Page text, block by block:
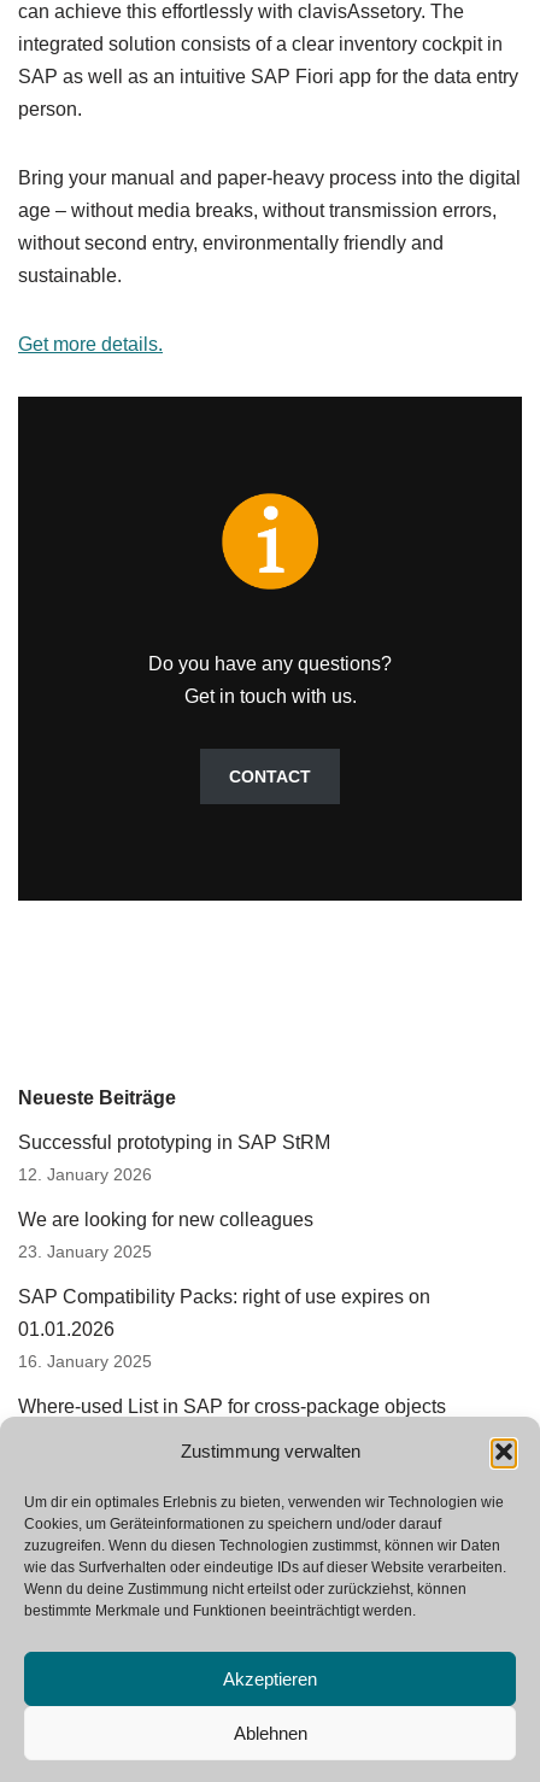
Zustimmung verwalten
Um dir ein optimales Erlebnis zu bieten, verwenden wir Technologien wie
Cookies, um Geräteinformationen zu speichern und/oder darauf
zuzugreifen. Wenn du diesen Technologien zustimmst, können wir Daten
wie das Surfverhalten oder eindeutige IDs auf dieser Website verarbeiten.
Wenn du deine Zustimmung nicht erteilst oder zurückziehst, können
bestimmte Merkmale und Funktionen beeinträchtigt werden.
Akzeptieren
Ablehnen
can achieve this effortlessly with clavisAssetory. The
integrated solution consists of a clear inventory cockpit in
SAP as well as an intuitive SAP Fiori app for the data entry
person.
Bring your manual and paper-heavy process into the digital
age – without media breaks, without transmission errors,
without second entry, environmentally friendly and
sustainable.
Get more details.
Do you have any questions?
Get in touch with us.
CONTACT
Neueste Beiträge
Successful prototyping in SAP StRM
12. January 2026
We are looking for new colleagues
23. January 2025
SAP Compatibility Packs: right of use expires on
01.01.2026
16. January 2025
Where-used List in SAP for cross-package objects
24. June 2024